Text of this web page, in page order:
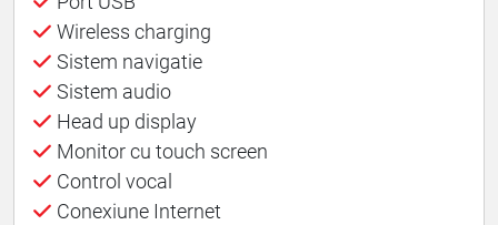
Wireless charging
Sistem navigatie
Sistem audio
Head up display
Monitor cu touch screen
Control vocal
Conexiune Internet